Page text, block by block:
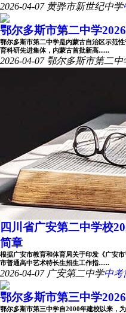
2026-04-07 黄骅市新世纪中学
鄂尔多斯市第二中学
鄂尔多斯市第二中学是内蒙古自治区示范
育科研先进集体，内蒙古首批新高......
2026-04-07 鄂尔多斯市第二中
四川省广安第二中学校
简章
根据广安市教育和体育局关于印发《广安
市普通高中艺术特长生招生工作指......
2026-04-07 广安第二中学中考
鄂尔多斯市第三中学
鄂尔多斯市第三中学自2000年建校以来，